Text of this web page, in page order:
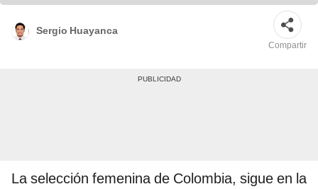
composición LR
Sergio Huayanca
Compartir
La selección femenina de Colombia, sigue en la